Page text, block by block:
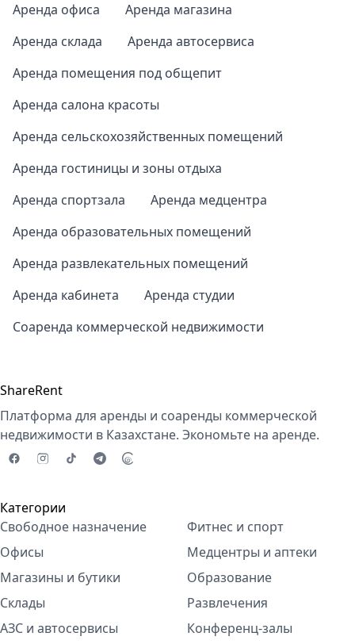
Аренда офиса
Аренда магазина
Аренда склада
Аренда автосервиса
Аренда помещения под общепит
Аренда салона красоты
Аренда сельскохозяйственных помещений
Аренда гостиницы и зоны отдыха
Аренда спортзала
Аренда медцентра
Аренда образовательных помещений
Аренда развлекательных помещений
Аренда кабинета
Аренда студии
Соаренда коммерческой недвижимости
ShareRent
Платформа для аренды и соаренды коммерческой
недвижимости в Казахстане. Экономьте на аренде.
Категории
Свободное назначение
Офисы
Магазины и бутики
Склады
АЗС и автосервисы
Фитнес и спорт
Медцентры и аптеки
Образование
Развлечения
Конференц-залы